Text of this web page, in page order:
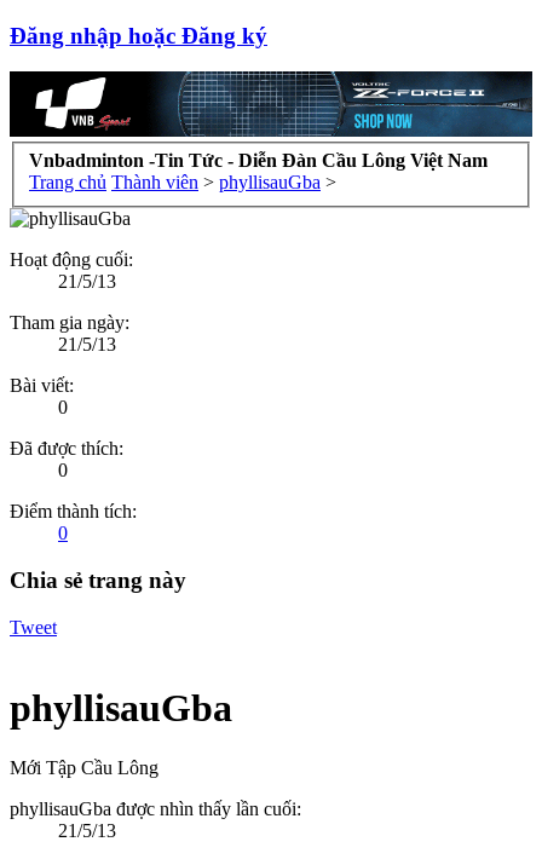
Đăng nhập hoặc Đăng ký
Vnbadminton -Tin Tức - Diễn Đàn Cầu Lông Việt Nam
Trang chủ Thành viên > phyllisauGba >
Hoạt động cuối:
21/5/13
Tham gia ngày:
21/5/13
Bài viết:
0
Đã được thích:
0
Điểm thành tích:
0
Chia sẻ trang này
Tweet
phyllisauGba
Mới Tập Cầu Lông
phyllisauGba được nhìn thấy lần cuối:
21/5/13